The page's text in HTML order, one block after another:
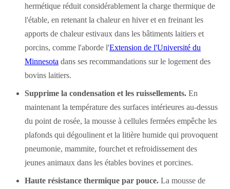
hermétique réduit considérablement la charge thermique de
l'étable, en retenant la chaleur en hiver et en freinant les
apports de chaleur estivaux dans les bâtiments laitiers et
porcins, comme l'aborde l'Extension de l'Université du
Minnesota dans ses recommandations sur le logement des
bovins laitiers.
Supprime la condensation et les ruissellements. En
maintenant la température des surfaces intérieures au-dessus
du point de rosée, la mousse à cellules fermées empêche les
plafonds qui dégoulinent et la litière humide qui provoquent
pneumonie, mammite, fourchet et refroidissement des
jeunes animaux dans les étables bovines et porcines.
Haute résistance thermique par pouce. La mousse de